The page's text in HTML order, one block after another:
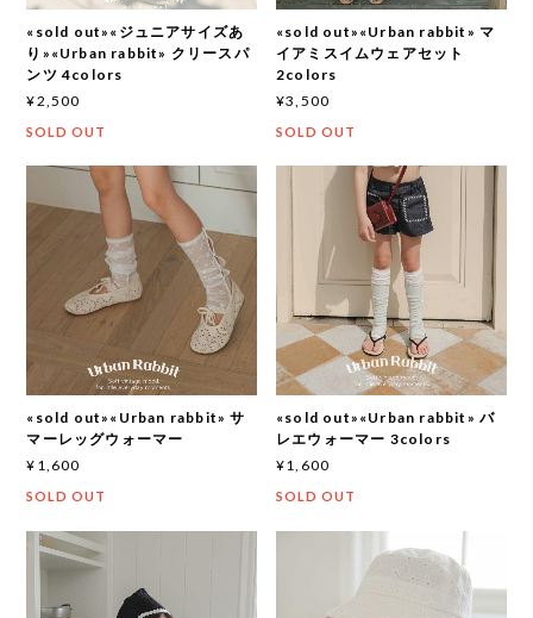
«sold out»«ジュニアサイズあ
り»«Urban rabbit» クリースパ
ンツ 4colors
¥2,500
SOLD OUT
«sold out»«Urban rabbit» マ
イアミスイムウェアセット
2colors
¥3,500
SOLD OUT
«sold out»«Urban rabbit» サ
マーレッグウォーマー
¥1,600
SOLD OUT
«sold out»«Urban rabbit» バ
レエウォーマー 3colors
¥1,600
SOLD OUT